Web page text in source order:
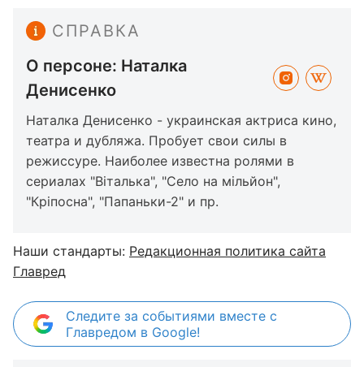
СПРАВКА
О персоне: Наталка
Денисенко
Наталка Денисенко - украинская актриса кино,
театра и дубляжа. Пробует свои силы в
режиссуре. Наиболее известна ролями в
сериалах "Віталька", "Село на мільйон",
"Кріпосна", "Папаньки-2" и пр.
Наши стандарты: Редакционная политика сайта
Главред
Следите за событиями вместе с
Главредом в Google!